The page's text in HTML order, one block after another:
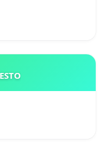
MOJE MESTO